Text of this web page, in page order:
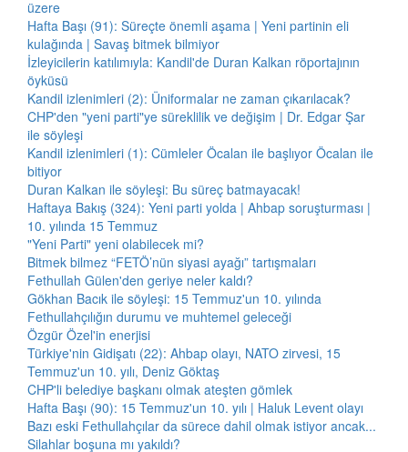
üzere
Hafta Başı (91): Süreçte önemli aşama | Yeni partinin eli
kulağında | Savaş bitmek bilmiyor
İzleyicilerin katılımıyla: Kandil'de Duran Kalkan röportajının
öyküsü
Kandil izlenimleri (2): Üniformalar ne zaman çıkarılacak?
CHP'den "yeni parti"ye süreklilik ve değişim | Dr. Edgar Şar
ile söyleşi
Kandil izlenimleri (1): Cümleler Öcalan ile başlıyor Öcalan ile
bitiyor
Duran Kalkan ile söyleşi: Bu süreç batmayacak!
Haftaya Bakış (324): Yeni parti yolda | Ahbap soruşturması |
10. yılında 15 Temmuz
"Yeni Parti" yeni olabilecek mi?
Bitmek bilmez “FETÖ’nün siyasi ayağı” tartışmaları
Fethullah Gülen'den geriye neler kaldı?
Gökhan Bacık ile söyleşi: 15 Temmuz'un 10. yılında
Fethullahçılığın durumu ve muhtemel geleceği
Özgür Özel'in enerjisi
Türkiye'nin Gidişatı (22): Ahbap olayı, NATO zirvesi, 15
Temmuz'un 10. yılı, Deniz Göktaş
CHP'li belediye başkanı olmak ateşten gömlek
Hafta Başı (90): 15 Temmuz'un 10. yılı | Haluk Levent olayı
Bazı eski Fethullahçılar da sürece dahil olmak istiyor ancak...
Silahlar boşuna mı yakıldı?